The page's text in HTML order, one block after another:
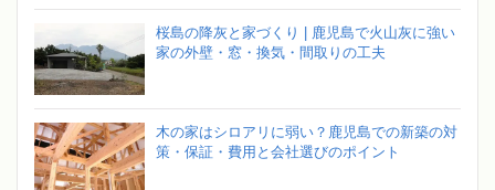
桜島の降灰と家づくり | 鹿児島で火山灰に強い
家の外壁・窓・換気・間取りの工夫
木の家はシロアリに弱い？鹿児島での新築の対
策・保証・費用と会社選びのポイント